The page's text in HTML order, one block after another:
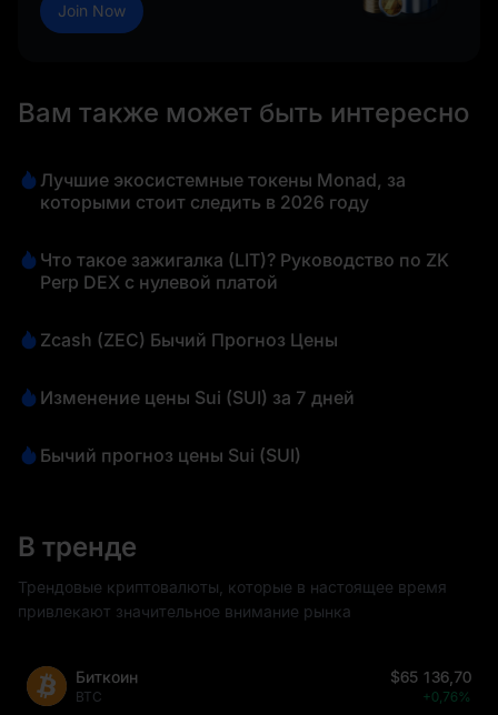
Join Now
Вам также может быть интересно
Лучшие экосистемные токены Monad, за
которыми стоит следить в 2026 году
Что такое зажигалка (LIT)? Руководство по ZK
Perp DEX с нулевой платой
Zcash (ZEC) Бычий Прогноз Цены
Изменение цены Sui (SUI) за 7 дней
Бычий прогноз цены Sui (SUI)
В тренде
Трендовые криптовалюты, которые в настоящее время
привлекают значительное внимание рынка
Биткоин
BTC
$65 136,70
+0,76%